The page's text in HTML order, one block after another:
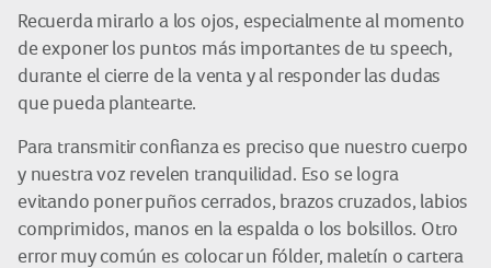
Recuerda mirarlo a los ojos, especialmente al momento
de exponer los puntos más importantes de tu speech,
durante el cierre de la venta y al responder las dudas
que pueda plantearte.
Para transmitir confianza es preciso que nuestro cuerpo
y nuestra voz revelen tranquilidad. Eso se logra
evitando poner puños cerrados, brazos cruzados, labios
comprimidos, manos en la espalda o los bolsillos. Otro
error muy común es colocar un fólder, maletín o cartera